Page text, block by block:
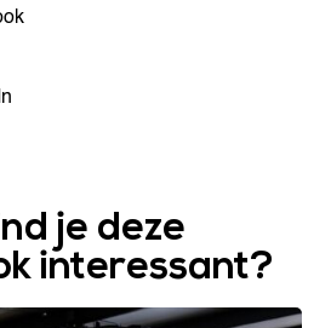
je deze
interessant?